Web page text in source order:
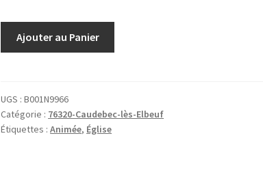
lès-
Elbeuf
eglise
Ajouter au Panier
UGS :B001N9966
Catégorie : 76320-Caudebec-lès-Elbeuf
Étiquettes :Animée, Église